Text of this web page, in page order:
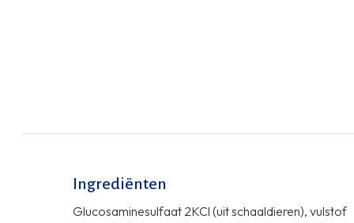
Ingrediënten
Glucosaminesulfaat 2KCl (uit schaaldieren), vulstof